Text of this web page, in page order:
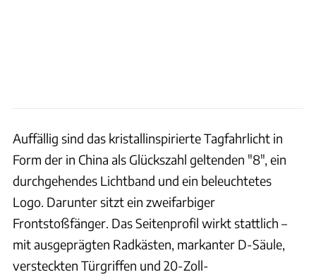
Auffällig sind das kristallinspirierte Tagfahrlicht in
Form der in China als Glückszahl geltenden "8", ein
durchgehendes Lichtband und ein beleuchtetes
Logo. Darunter sitzt ein zweifarbiger
Frontstoßfänger. Das Seitenprofil wirkt stattlich –
mit ausgeprägten Radkästen, markanter D-Säule,
versteckten Türgriffen und 20-Zoll-